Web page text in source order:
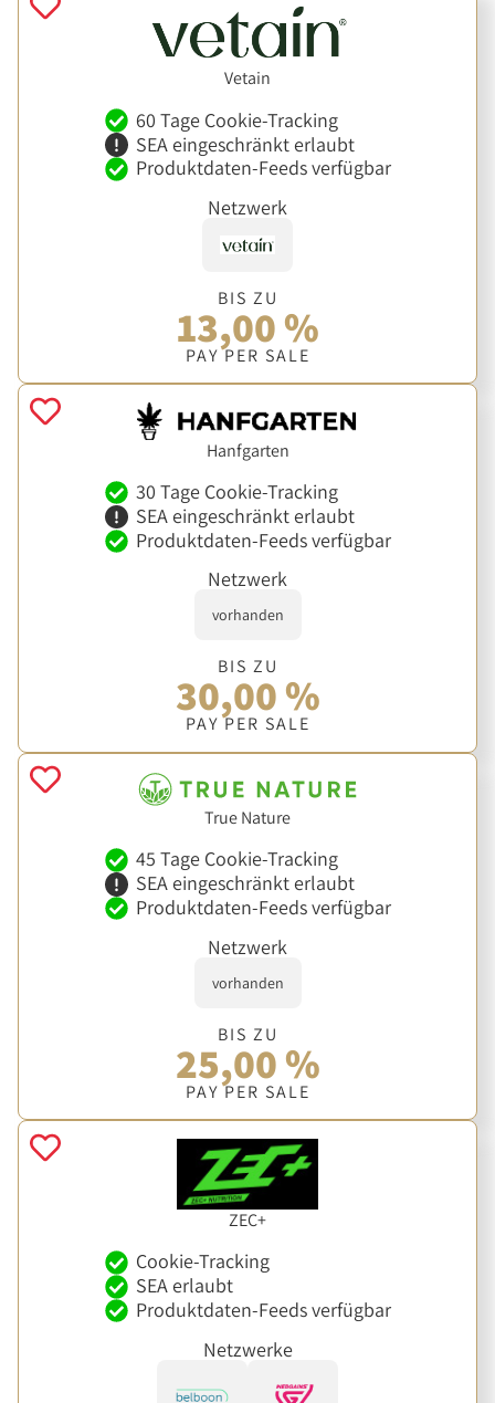
Vetain
60 Tage Cookie-Tracking
SEA eingeschränkt erlaubt
Produktdaten-Feeds verfügbar
Netzwerk
BIS ZU
13,00 %
PAY PER SALE
Hanfgarten
30 Tage Cookie-Tracking
SEA eingeschränkt erlaubt
Produktdaten-Feeds verfügbar
Netzwerk
vorhanden
BIS ZU
30,00 %
PAY PER SALE
True Nature
45 Tage Cookie-Tracking
SEA eingeschränkt erlaubt
Produktdaten-Feeds verfügbar
Netzwerk
vorhanden
BIS ZU
25,00 %
PAY PER SALE
ZEC+
Cookie-Tracking
SEA erlaubt
Produktdaten-Feeds verfügbar
Netzwerke